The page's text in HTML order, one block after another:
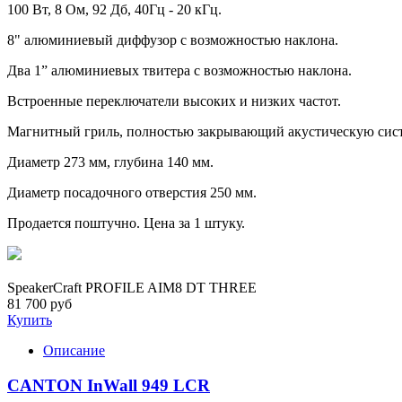
100 Вт, 8 Ом, 92 Дб, 40Гц - 20 кГц.
8" алюминиевый диффузор с возможностью наклона.
Два 1” алюминиевых твитера с возможностью наклона.
Встроенные переключатели высоких и низких частот.
Магнитный гриль, полностью закрывающий акустическую
Диаметр 273 мм, глубина 140 мм.
Диаметр посадочного отверстия 250 мм.
Продается поштучно. Цена за 1 штуку.
SpeakerCraft PROFILE AIM8 DT THREE
81 700 руб
Купить
Описание
CANTON InWall 949 LCR